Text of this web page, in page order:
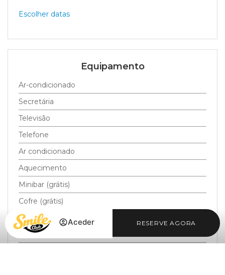
Aceder RESERVE AGORA
Escolher datas
Equipamento
Ar-condicionado
Secretária
Televisão
Telefone
Ar condicionado
Aquecimento
Minibar (grátis)
Cofre (grátis)
Internet wifi (grátis)
Chão de madeira